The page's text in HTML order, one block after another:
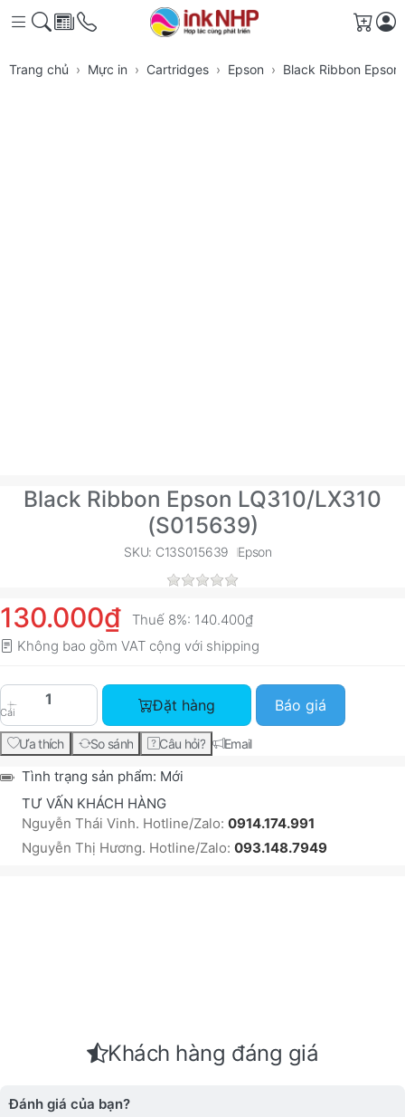
Giỏ
Trang chủ Mực in Cartridges Epson Black Ribbon
Black Ribbon Epson LQ310/LX310
(S015639)
SKU: C13S015639 Epson
130.000₫ Thuế 8%: 140.400₫
Không bao gồm VAT cộng với shipping
Cái
Black Ribbon Epson LQ310/LX310 (S015639)
Đặt hàng Báo giá
Ưa thích So sánh Câu hỏi? Email
Tình trạng sản phẩm: Mới
TƯ VẤN KHÁCH HÀNG
Nguyễn Thái Vinh. Hotline/Zalo: 0914.174.991
Nguyễn Thị Hương. Hotline/Zalo: 093.148.7949
Khách hàng đáng giá
Đánh giá của bạn?